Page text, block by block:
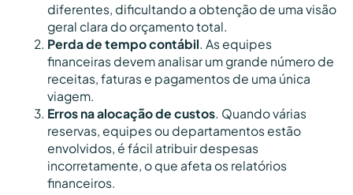
diferentes, dificultando a obtenção de uma visão
geral clara do orçamento total.
Perda de tempo contábil. As equipes
financeiras devem analisar um grande número de
receitas, faturas e pagamentos de uma única
viagem.
Erros na alocação de custos. Quando várias
reservas, equipes ou departamentos estão
envolvidos, é fácil atribuir despesas
incorretamente, o que afeta os relatórios
financeiros.